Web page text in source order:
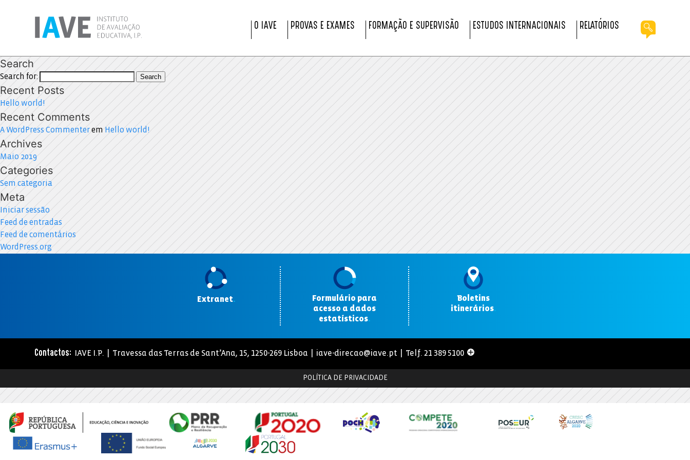
O IAVE PROVAS E EXAMES FORMAÇÃO E SUPERVISÃO ESTUDOS INTERNACIONAIS RELATÓRIOS
Search
Search for: Search
Recent Posts
Hello world!
Recent Comments
A WordPress Commenterem Hello world!
Archives
Maio 2019
Categories
Sem categoria
Meta
Iniciar sessão
Feed de entradas
Feed de comentários
WordPress.org
Extranet.
Formulário para
acesso a dados
estatísticos.
Boletins
itinerários.
Contactos: IAVE I.P. | Travessa das Terras de Sant’Ana, 15, 1250-269 Lisboa | iave-direcao@iave.pt | Telf. 21 389 5100
POLÍTICA DE PRIVACIDADE